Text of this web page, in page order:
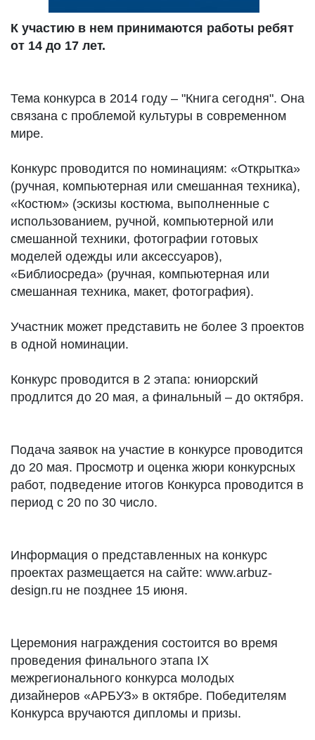
К участию в нем принимаются работы ребят
от 14 до 17 лет.
Тема конкурса в 2014 году – "Книга сегодня". Она
связана с проблемой культуры в современном
мире.
Конкурс проводится по номинациям: «Открытка»
(ручная, компьютерная или смешанная техника),
«Костюм» (эскизы костюма, выполненные с
использованием, ручной, компьютерной или
смешанной техники, фотографии готовых
моделей одежды или аксессуаров),
«Библиосреда» (ручная, компьютерная или
смешанная техника, макет, фотография).
Участник может представить не более 3 проектов
в одной номинации.
Конкурс проводится в 2 этапа: юниорский
продлится до 20 мая, а финальный – до октября.
Подача заявок на участие в конкурсе проводится
до 20 мая. Просмотр и оценка жюри конкурсных
работ, подведение итогов Конкурса проводится в
период с 20 по 30 число.
Информация о представленных на конкурс
проектах размещается на сайте: www.arbuz-
design.ru не позднее 15 июня.
Церемония награждения состоится во время
проведения финального этапа IX
межрегионального конкурса молодых
дизайнеров «АРБУЗ» в октябре. Победителям
Конкурса вручаются дипломы и призы.